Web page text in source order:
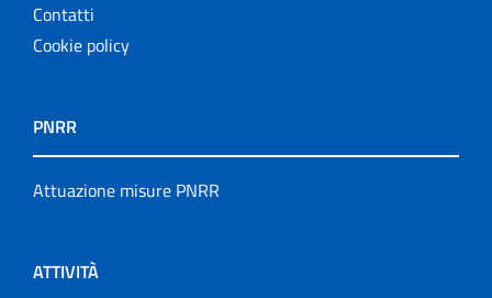
Contatti
Cookie policy
PNRR
Attuazione misure PNRR
ATTIVITÀ